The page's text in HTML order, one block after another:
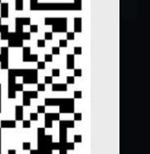
For Your Eyes Only